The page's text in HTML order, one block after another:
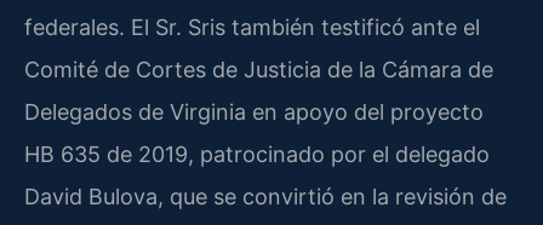
federales. El Sr. Sris también testificó ante el
Comité de Cortes de Justicia de la Cámara de
Delegados de Virginia en apoyo del proyecto
HB 635 de 2019, patrocinado por el delegado
David Bulova, que se convirtió en la revisión de